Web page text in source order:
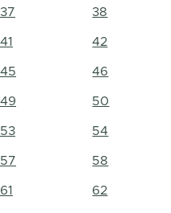
37 38
41 42
45 46
49 50
53 54
57 58
61 62